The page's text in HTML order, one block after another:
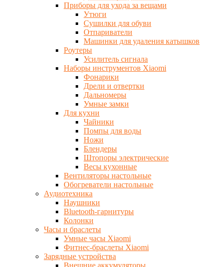
Приборы для ухода за вещами
Утюги
Сушилки для обуви
Отпариватели
Машинки для удаления катышков
Роутеры
Усилитель сигнала
Наборы инструментов Xiaomi
Фонарики
Дрели и отвертки
Дальномеры
Умные замки
Для кухни
Чайники
Помпы для воды
Ножи
Блендеры
Штопоры электрические
Весы кухонные
Вентиляторы настольные
Обогреватели настольные
Аудиотехника
Наушники
Bluetooth-гарнитуры
Колонки
Часы и браслеты
Умные часы Xiaomi
Фитнес-браслеты Xiaomi
Зарядные устройства
Внешние аккумуляторы